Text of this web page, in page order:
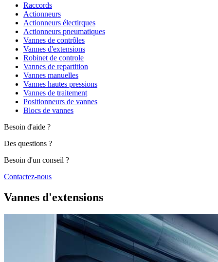
Raccords
Actionneurs
Actionneurs électirques
Actionneurs pneumatiques
Vannes de contrôles
Vannes d'extensions
Robinet de controle
Vannes de repartition
Vannes manuelles
Vannes hautes pressions
Vannes de traitement
Positionneurs de vannes
Blocs de vannes
Besoin d'aide ?
Des questions ?
Besoin d'un conseil ?
Contactez-nous
Vannes d'extensions